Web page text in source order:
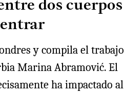
dos cuerpos
y compila el trabajo
Marina Abramović. El
ha impactado al